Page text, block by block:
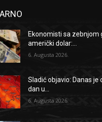
Ekonomisti sa zebnjom
američki dolar:...
6. Augusta 2026.
Sladić objavio: Danas je
dan u...
6. Augusta 2026.